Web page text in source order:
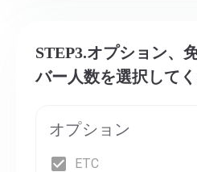
STEP3.オプション、
バー人数を選択してく
オプション
ETC